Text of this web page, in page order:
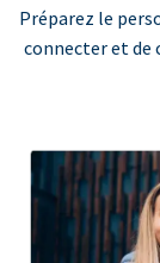
Préparez le
connecter et de